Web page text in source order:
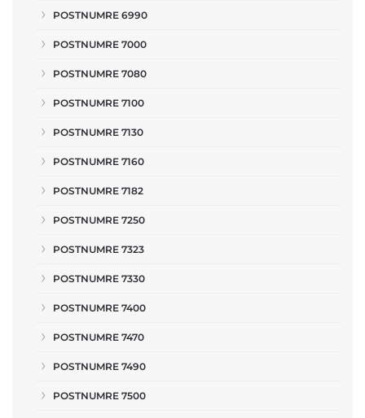
POSTNUMRE 6990
POSTNUMRE 7000
POSTNUMRE 7080
POSTNUMRE 7100
POSTNUMRE 7130
POSTNUMRE 7160
POSTNUMRE 7182
POSTNUMRE 7250
POSTNUMRE 7323
POSTNUMRE 7330
POSTNUMRE 7400
POSTNUMRE 7470
POSTNUMRE 7490
POSTNUMRE 7500